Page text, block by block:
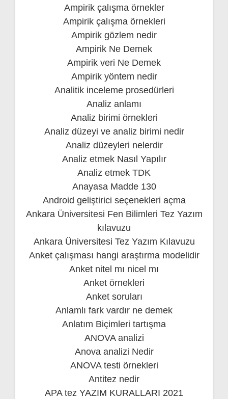
Ampirik çalışma örnekler
Ampirik çalışma örnekleri
Ampirik gözlem nedir
Ampirik Ne Demek
Ampirik veri Ne Demek
Ampirik yöntem nedir
Analitik inceleme prosedürleri
Analiz anlamı
Analiz birimi örnekleri
Analiz düzeyi ve analiz birimi nedir
Analiz düzeyleri nelerdir
Analiz etmek Nasıl Yapılır
Analiz etmek TDK
Anayasa Madde 130
Android geliştirici seçenekleri açma
Ankara Üniversitesi Fen Bilimleri Tez Yazım
kılavuzu
Ankara Üniversitesi Tez Yazım Kılavuzu
Anket çalışması hangi araştırma modelidir
Anket nitel mı nicel mı
Anket örnekleri
Anket soruları
Anlamlı fark vardır ne demek
Anlatım Biçimleri tartışma
ANOVA analizi
Anova analizi Nedir
ANOVA testi örnekleri
Antitez nedir
APA tez YAZIM KURALLARI 2021